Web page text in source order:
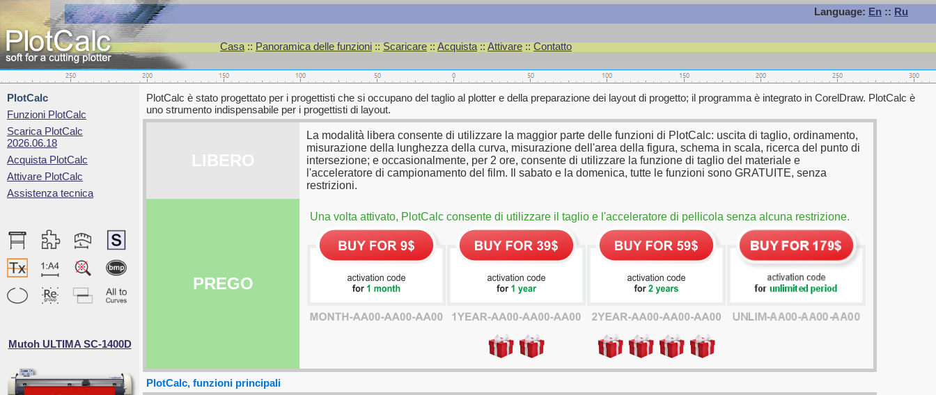
Language: En :: Ru
Casa::Panoramica delle funzioni::Scaricare::Acquista::Attivare::Contatto
PlotCalc
Funzioni PlotCalc
Scarica PlotCalc
2026.06.18
Acquista PlotCalc
Attivare PlotCalc
Assistenza tecnica
Mutoh ULTIMA SC-1400D
PlotCalc è stato progettato per i progettisti che si occupano del taglio al plotter e della preparazione dei layout di progetto; il programma è integrato in CorelDraw. PlotCalc è
uno strumento indispensabile per i progettisti di layout.
LIBERO
La modalità libera consente di utilizzare la maggior parte delle funzioni di PlotCalc: uscita di taglio, ordinamento,
misurazione della lunghezza della curva, misurazione dell'area della figura, schema in scala, ricerca del punto di
intersezione; e occasionalmente, per 2 ore, consente di utilizzare la funzione di taglio del materiale e
l'acceleratore di campionamento del film. Il sabato e la domenica, tutte le funzioni sono GRATUITE, senza
restrizioni.
PREGO
Una volta attivato, PlotCalc consente di utilizzare il taglio e l'acceleratore di pellicola senza alcuna restrizione.
PlotCalc, funzioni principali